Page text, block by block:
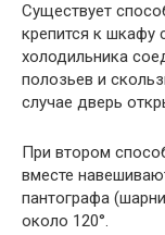
Существует
крепится к
холодильника
полозьев и
случае дверь
При втором
вместе
пантографа
около 120°.